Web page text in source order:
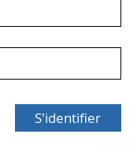
S'identifier